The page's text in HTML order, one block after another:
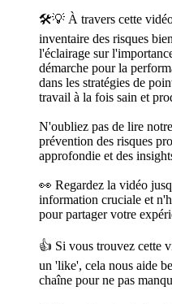
🛠️💡 À travers cette
inventaire des risques
l'éclairage sur
démarche pour la
dans les stratégies de
travail à la fois sain et
N'oubliez pas de lire
prévention des risques
approfondie et des
👀 Regardez la vidéo
information cruciale et
pour partager votre
👍 Si vous trouvez cette
un 'like', cela nous aide
chaîne pour ne pas